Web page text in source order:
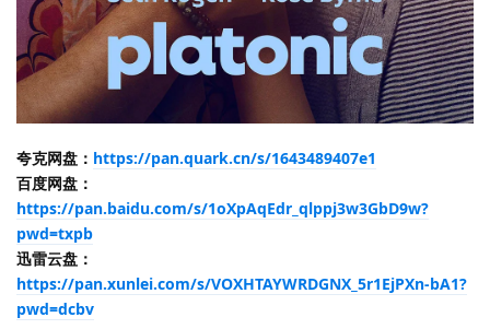
夸克网盘： https://pan.quark.cn/s/1643489407e1
百度网盘：
https://pan.baidu.com/s/1oXpAqEdr_qlppj3w3GbD9w?
pwd=txpb
迅雷云盘：
https://pan.xunlei.com/s/VOXHTAYWRDGNX_5r1EjPXn-bA1?
pwd=dcbv